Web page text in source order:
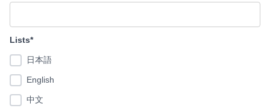
Lists*
日本語
English
中文